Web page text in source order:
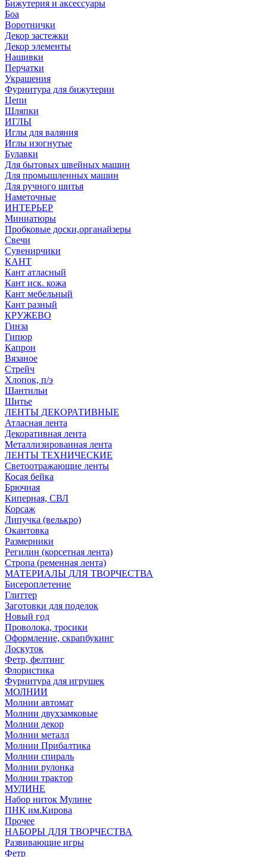
Бижутерия и аксессуары
Боа
Воротнички
Декор застежки
Декор элементы
Нашивки
Перчатки
Украшения
Фурнитура для бижутерии
Цепи
Шляпки
ИГЛЫ
Иглы для валяния
Иглы изогнутые
Булавки
Для бытовых швейных машин
Для промышленных машин
Для ручного шитья
Наметочные
ИНТЕРЬЕР
Миниатюры
Пробковые доски,органайзеры
Свечи
Сувенирчики
КАНТ
Кант атласный
Кант иск. кожа
Кант мебельный
Кант разный
КРУЖЕВО
Гинза
Гипюр
Капрон
Вязаное
Стрейч
Хлопок, п/э
Шантильи
Шитье
ЛЕНТЫ ДЕКОРАТИВНЫЕ
Атласная лента
Декоративная лента
Металлизированная лента
ЛЕНТЫ ТЕХНИЧЕСКИЕ
Светоотражающие ленты
Косая бейка
Брючная
Киперная, СВЛ
Корсаж
Липучка (велькро)
Окантовка
Размерники
Регилин (корсетная лента)
Стропа (ременная лента)
МАТЕРИАЛЫ ДЛЯ ТВОРЧЕСТВА
Бисероплетение
Глиттер
Заготовки для поделок
Новый год
Проволока, тросики
Оформление, скрапбукинг
Лоскуток
Фетр, фелтинг
Флористика
Фурнитура для игрушек
МОЛНИИ
Молнии автомат
Молнии двухзамковые
Молнии декор
Молнии металл
Молнии Прибалтика
Молнии спираль
Молнии рулонка
Молнии трактор
МУЛИНЕ
Набор ниток Мулине
ПНК им.Кирова
Прочее
НАБОРЫ ДЛЯ ТВОРЧЕСТВА
Развивающие игры
Фетр